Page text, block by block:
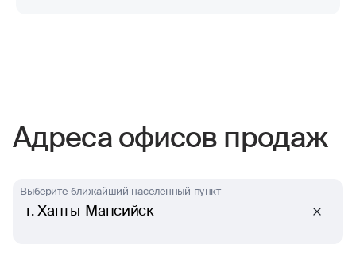
Адреса офисов продаж
г. Ханты-Мансийск
Выберите ближайший населенный пункт